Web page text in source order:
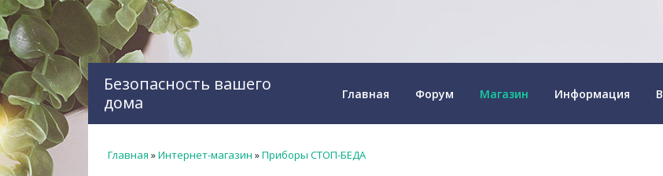
Безопасность вашего
дома
Главная Форум Магазин Информация
Главная »Интернет-магазин »Приборы СТОП-БЕДА